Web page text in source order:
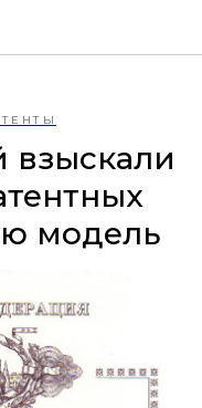
взыскали
модель